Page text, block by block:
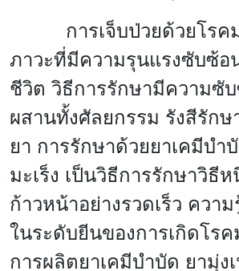
การเจ็บป่วยด้วยโรคม
ภาวะที่มีความรุนแรงซับซ้อ
ชีวิต วิธีการรักษามีความซั
ผสานทั้งศัลยกรรม รังสีรักษ
ยา การรักษาด้วยยาเคมีบำ
มะเร็ง เป็นวิธีการรักษาวิธี
ก้าวหน้าอย่างรวดเร็ว ความ
ในระดับยีนของการเกิดโรค
การผลิตยาเคมีบำบัด ยามุ่ง